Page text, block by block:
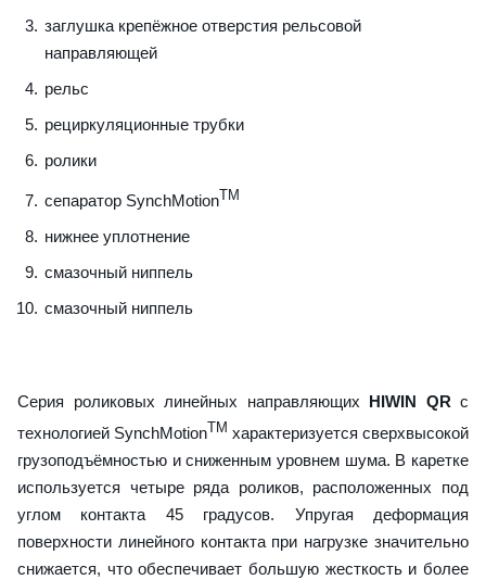
заглушка крепёжное отверстия рельсовой
направляющей
рельс
рециркуляционные трубки
ролики
сепаратор SynchMotion TM
нижнее уплотнение
смазочный ниппель
смазочный ниппель
Серия роликовых линейных направляющих HIWIN QR с
технологией SynchMotion TM характеризуется сверхвысокой
грузоподъёмностью и сниженным уровнем шума. В каретке
используется четыре ряда роликов, расположенных под
углом контакта 45 градусов. Упругая деформация
поверхности линейного контакта при нагрузке значительно
снижается, что обеспечивает большую жесткость и более